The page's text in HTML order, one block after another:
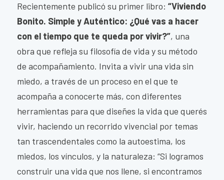
Recientemente publicó su primer libro: “Viviendo
Bonito. Simple y Auténtico: ¿Qué vas a hacer
con el tiempo que te queda por vivir?”, una
obra que refleja su filosofía de vida y su método
de acompañamiento. Invita a vivir una vida sin
miedo, a través de un proceso en el que te
acompaña a conocerte más, con diferentes
herramientas para que diseñes la vida que querés
vivir, haciendo un recorrido vivencial por temas
tan trascendentales como la autoestima, los
miedos, los vínculos, y la naturaleza: “Si logramos
construir una vida que nos llene, si encontramos